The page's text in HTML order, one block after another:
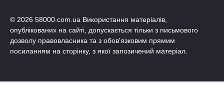
© 2026 58000.com.ua Використання матеріалів,
опублікованих на сайті, допускається тільки з письмового
дозволу правовласника та з обов'язковим прямим
посиланням на сторінку, з якої запозичений матеріал.